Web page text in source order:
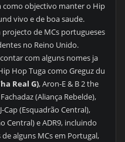
objectivo manter o Hip
vivo e de boa saude.
projecto de MCs portugueses
no Reino Unido.
com alguns nomes ja
Hop Tuga como Greguz du
Real G), Aron-E & B 2 the
(Aliança Rebelde),
Cap (Esquadrão Central),
Central) e ADR9, incluindo
alguns MCs em Portugal,